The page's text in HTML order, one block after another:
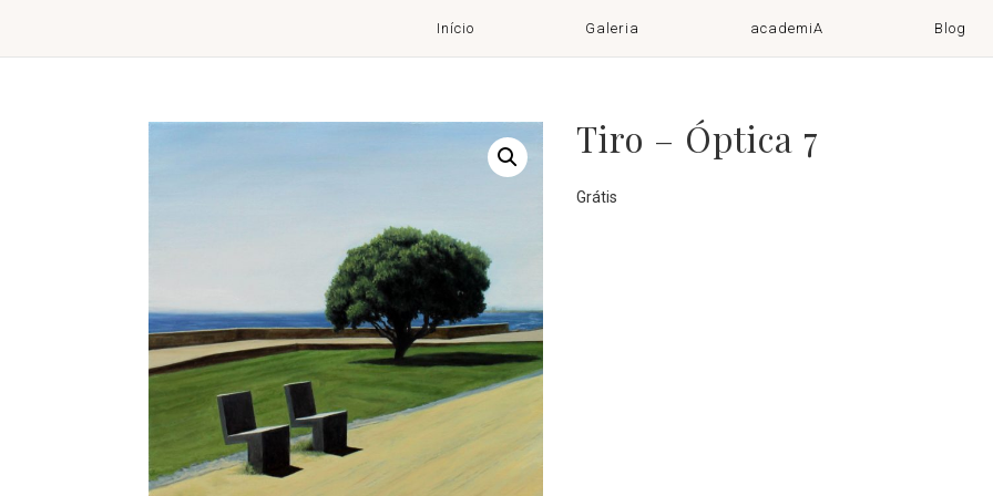
Início Galeria academiA Blog
Tiro – Óptica 7
Grátis